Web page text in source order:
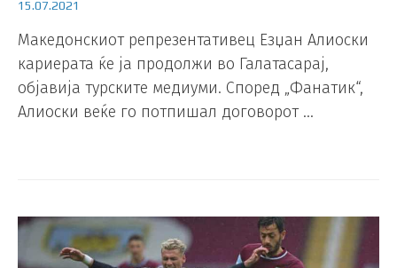
15.07.2021
Македонскиот репрезентативец Езџан Алиоски
кариерата ќе ја продолжи во Галатасарај,
објавија турските медиуми. Според „Фанатик“,
Алиоски веќе го потпишал договорот …